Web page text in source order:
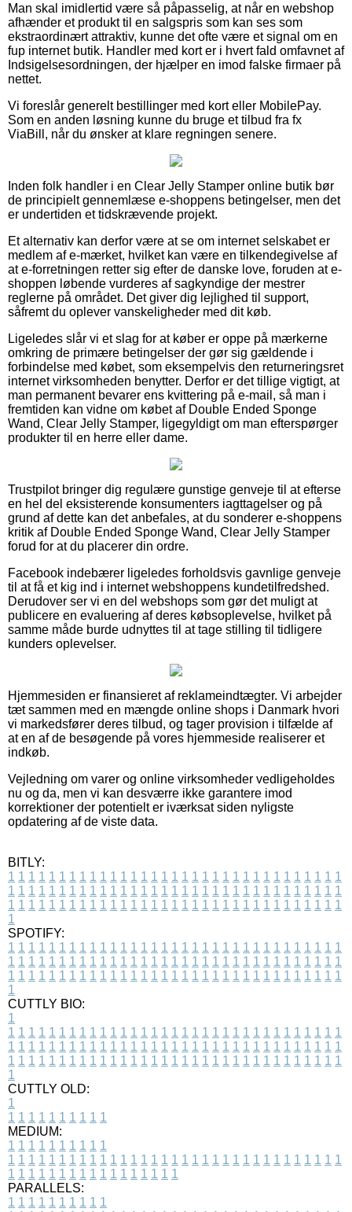
Man skal imidlertid være så påpasselig, at når en webshop
afhænder et produkt til en salgspris som kan ses som
ekstraordinært attraktiv, kunne det ofte være et signal om en
fup internet butik. Handler med kort er i hvert fald omfavnet af
Indsigelsesordningen, der hjælper en imod falske firmaer på
nettet.
Vi foreslår generelt bestillinger med kort eller MobilePay.
Som en anden løsning kunne du bruge et tilbud fra fx
ViaBill, når du ønsker at klare regningen senere.
Inden folk handler i en Clear Jelly Stamper online butik bør
de principielt gennemlæse e-shoppens betingelser, men det
er undertiden et tidskrævende projekt.
Et alternativ kan derfor være at se om internet selskabet er
medlem af e-mærket, hvilket kan være en tilkendegivelse af
at e-forretningen retter sig efter de danske love, foruden at e-
shoppen løbende vurderes af sagkyndige der mestrer
reglerne på området. Det giver dig lejlighed til support,
såfremt du oplever vanskeligheder med dit køb.
Ligeledes slår vi et slag for at køber er oppe på mærkerne
omkring de primære betingelser der gør sig gældende i
forbindelse med købet, som eksempelvis den returneringsret
internet virksomheden benytter. Derfor er det tillige vigtigt, at
man permanent bevarer ens kvittering på e-mail, så man i
fremtiden kan vidne om købet af Double Ended Sponge
Wand, Clear Jelly Stamper, ligegyldigt om man efterspørger
produkter til en herre eller dame.
Trustpilot bringer dig regulære gunstige genveje til at efterse
en hel del eksisterende konsumenters iagttagelser og på
grund af dette kan det anbefales, at du sonderer e-shoppens
kritik af Double Ended Sponge Wand, Clear Jelly Stamper
forud for at du placerer din ordre.
Facebook indebærer ligeledes forholdsvis gavnlige genveje
til at få et kig ind i internet webshoppens kundetilfredshed.
Derudover ser vi en del webshops som gør det muligt at
publicere en evaluering af deres købsoplevelse, hvilket på
samme måde burde udnyttes til at tage stilling til tidligere
kunders oplevelser.
Hjemmesiden er finansieret af reklameindtægter. Vi arbejder
tæt sammen med en mængde online shops i Danmark hvori
vi markedsfører deres tilbud, og tager provision i tilfælde af
at en af de besøgende på vores hjemmeside realiserer et
indkøb.
Vejledning om varer og online virksomheder vedligeholdes
nu og da, men vi kan desværre ikke garantere imod
korrektioner der potentielt er iværksat siden nyligste
opdatering af de viste data.
BITLY:
1 1 1 1 1 1 1 1 1 1 1 1 1 1 1 1 1 1 1 1 1 1 1 1 1 1 1 1 1 1 1 1 1
1 1 1 1 1 1 1 1 1 1 1 1 1 1 1 1 1 1 1 1 1 1 1 1 1 1 1 1 1 1 1 1 1
1 1 1 1 1 1 1 1 1 1 1 1 1 1 1 1 1 1 1 1 1 1 1 1 1 1 1 1 1 1 1 1 1
1
SPOTIFY:
1 1 1 1 1 1 1 1 1 1 1 1 1 1 1 1 1 1 1 1 1 1 1 1 1 1 1 1 1 1 1 1 1
1 1 1 1 1 1 1 1 1 1 1 1 1 1 1 1 1 1 1 1 1 1 1 1 1 1 1 1 1 1 1 1 1
1 1 1 1 1 1 1 1 1 1 1 1 1 1 1 1 1 1 1 1 1 1 1 1 1 1 1 1 1 1 1 1 1
1
CUTTLY BIO:
1
1 1 1 1 1 1 1 1 1 1 1 1 1 1 1 1 1 1 1 1 1 1 1 1 1 1 1 1 1 1 1 1 1
1 1 1 1 1 1 1 1 1 1 1 1 1 1 1 1 1 1 1 1 1 1 1 1 1 1 1 1 1 1 1 1 1
1 1 1 1 1 1 1 1 1 1 1 1 1 1 1 1 1 1 1 1 1 1 1 1 1 1 1 1 1 1 1 1 1
1
CUTTLY OLD:
1
1 1 1 1 1 1 1 1 1 1
MEDIUM:
1 1 1 1 1 1 1 1 1 1
1 1 1 1 1 1 1 1 1 1 1 1 1 1 1 1 1 1 1 1 1 1 1 1 1 1 1 1 1 1 1 1 1
1 1 1 1 1 1 1 1 1 1 1 1 1 1 1 1 1
PARALLELS:
1 1 1 1 1 1 1 1 1 1